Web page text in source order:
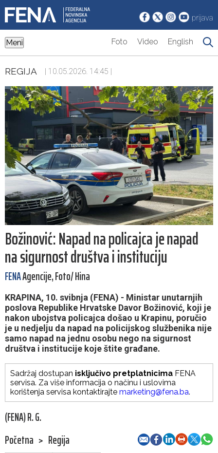
prijava
Meni Foto Video English
REGIJA | 10.05.2026. 14:45 |
Božinović: Napad na policajca je napad
na sigurnost društva i instituciju
FENAAgencije, Foto/ Hina
KRAPINA, 10. svibnja (FENA) - Ministar unutarnjih
poslova Republike Hrvatske Davor Božinović, koji je
nakon ubojstva policajca došao u Krapinu, poručio
je u nedjelju da napad na policijskog službenika nije
samo napad na jednu osobu nego na sigurnost
društva i institucije koje štite građane.
Sadržaj dostupan isključivo pretplatnicima FENA
servisa. Za više informacija o načinu i uslovima
korištenja servisa kontaktirajte marketing@fena.ba.
(FENA) R. G.
Početna > Regija